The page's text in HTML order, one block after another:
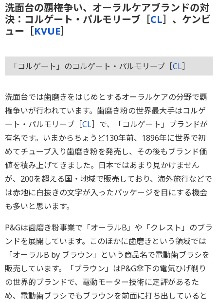
洗面台の覇権争い、オーラルケアブランドの対
決：コルゲート・パルモリーブ［CL］、ケンビ
ュー［KVUE］
「コルゲート」のコルゲート・パルモリーブ［CL］
洗面台では歯磨きをはじめとするオーラルケアの分野で覇
権争いが行われています。歯磨き粉の世界最大手はコルゲ
ート・パルモリーブ［CL］で、「コルゲート」ブランドが
有名です。いまからちょうど130年前、1896年に世界で初
めてチューブ入り歯磨き粉を発売し、その後もブランド価
値を積み上げてきました。日本ではあまり見かけません
が、200を超える国・地域で販売しており、海外旅行などで
は赤地に白抜きの文字が入ったパッケージを目にする機会
も多いと思います。
P&Gは歯磨き粉事業で「オーラルB」や「クレスト」のブラ
ンドを展開しています。このほかに歯磨きという領域では
「オーラルB by ブラウン」という商品名で電動歯ブラシを
販売しています。「ブラウン」はP&G傘下の電気ひげ剃り
の世界的ブランドで、電動モーター技術に定評があるた
め、電動歯ブラシでもブラウンを前面に打ち出していると